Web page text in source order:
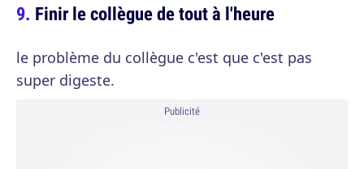
Finir le collègue de tout à l'heure
le problème du collègue c'est que c'est pas
super digeste.
Publicité